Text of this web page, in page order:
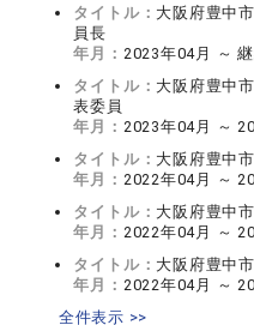
タイトル： 大阪府豊中
員長
年月： 2023年04月 ～
タイトル： 大阪府豊中
表委員
年月： 2023年04月 ～
タイトル： 大阪府豊中
年月： 2022年04月 ～
タイトル： 大阪府豊中
年月： 2022年04月 ～
タイトル： 大阪府豊中
年月： 2022年04月 ～
全件表示 >>